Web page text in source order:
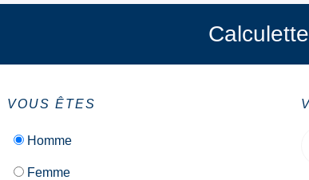
VOUS ÊTES
Homme
Femme